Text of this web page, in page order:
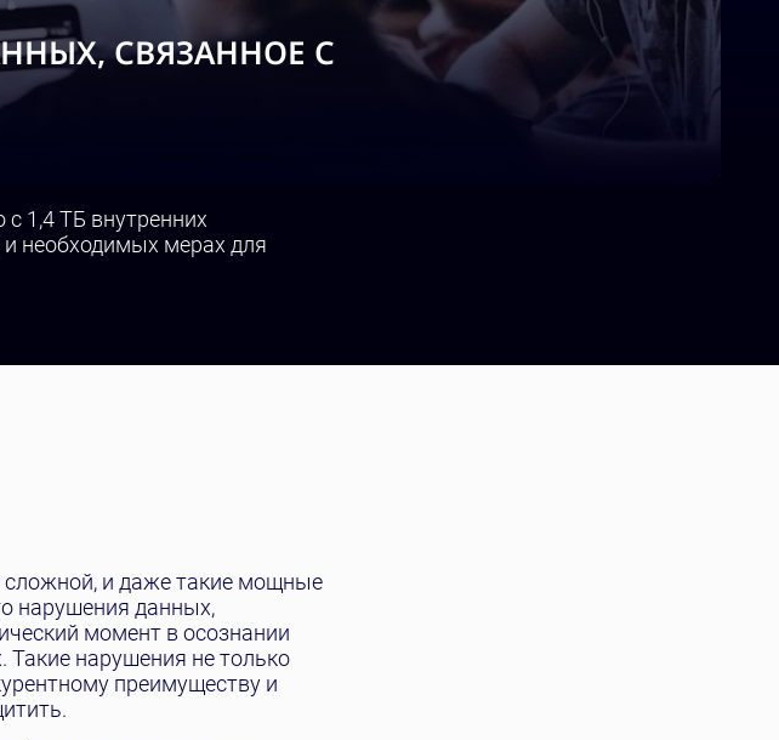
СВЯЗАННОЕ С
1,4 ТБ внутренних
и необходимых мерах для
сложной, и даже такие мощные
нарушения данных,
момент в осознании
Такие нарушения не только
преимуществу и